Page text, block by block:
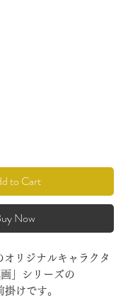
to Cart
Now
リジナルキャラクタ
」シリーズの
けです。